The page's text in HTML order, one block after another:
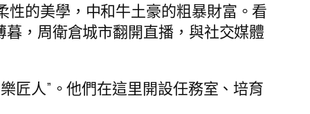
性的美學，中和牛土豪的粗暴財富。看
，周衛倉城市翻開直播，與社交媒體
匠人”。他們在這里開設任務室、培育